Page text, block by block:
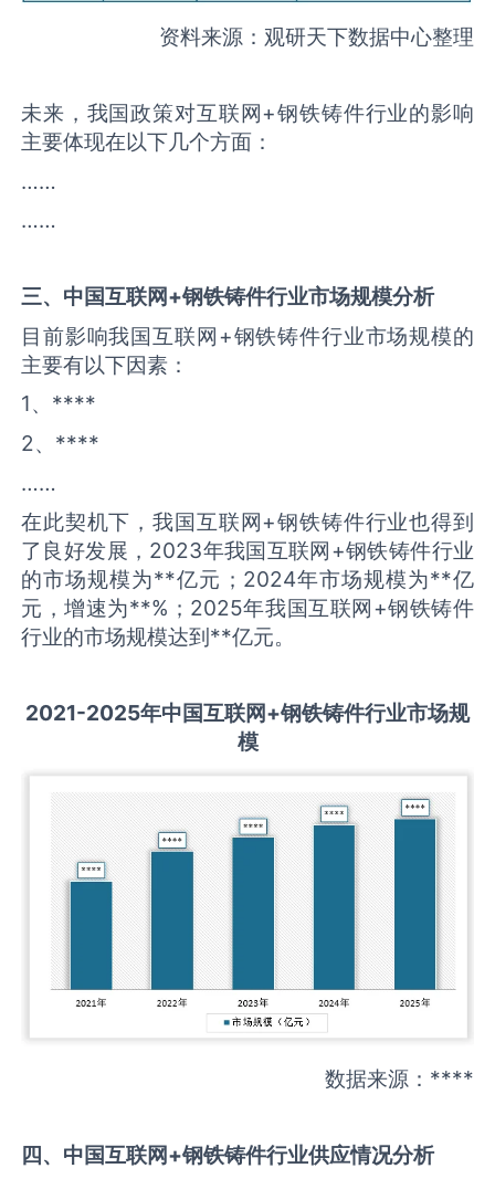
资料来源：观研天下数据中心整理
未来，我国政策对互联网+钢铁铸件行业的影响
主要体现在以下几个方面：
……
……
三、中国互联网+钢铁铸件行业市场规模分析
目前影响我国互联网+钢铁铸件行业市场规模的
主要有以下因素：
1、****
2、****
……
在此契机下，我国互联网+钢铁铸件行业也得到
了良好发展，2023年我国互联网+钢铁铸件行业
的市场规模为**亿元；2024年市场规模为**亿
元，增速为**%；2025年我国互联网+钢铁铸件
行业的市场规模达到**亿元。
2021-2025年中国互联网+钢铁铸件行业市场规
模
数据来源：****
四、中国互联网+钢铁铸件行业供应情况分析